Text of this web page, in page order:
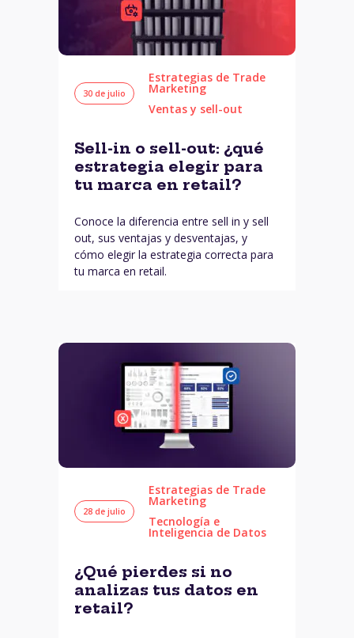
30 de julio
Estrategias de Trade
Marketing
Ventas y sell-out
Sell-in o sell-out: ¿qué
estrategia elegir para
tu marca en retail?
Conoce la diferencia entre sell in y sell
out, sus ventajas y desventajas, y
cómo elegir la estrategia correcta para
tu marca en retail.
28 de julio
Estrategias de Trade
Marketing
Tecnología e
Inteligencia de Datos
¿Qué pierdes si no
analizas tus datos en
retail?